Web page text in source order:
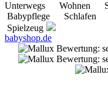
Unterwegs Wohnen
Babypflege Schlafen
Spielzeug
babyshop.de